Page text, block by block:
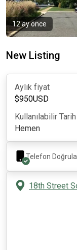
12 ay önce
New Listing
Aylık fiyat
$950USD
Kullanılabilir Tarih
Hemen
Telefon
18th Street